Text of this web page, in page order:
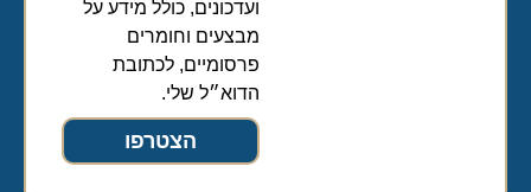
ועדכונים, כולל מידע על
מבצעים וחומרים
פרסומיים, לכתובת
הדוא״ל שלי.
הצטרפו